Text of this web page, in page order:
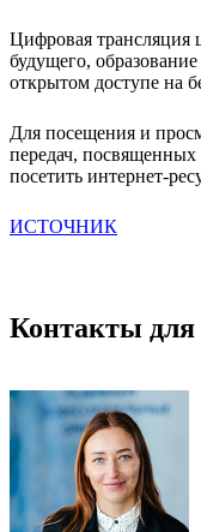
Цифровая трансляция
будущего,
открытом доступе на
Для посещения и
передач,
посетить интернет-
ИСТОЧНИК
Контакты